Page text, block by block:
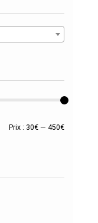
Prix
Prix
Prix : 30€ — 450€